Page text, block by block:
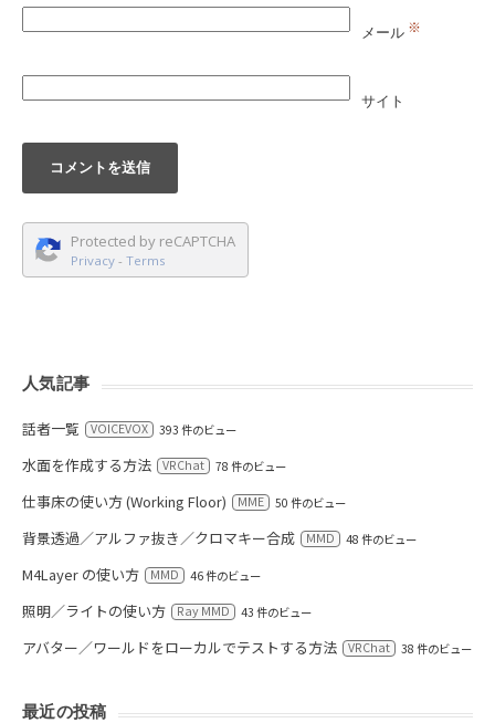
メール ※
サイト
Protected by reCAPTCHA
Privacy - Terms
人気記事
話者一覧 VOICEVOX 393 件のビュー
水面を作成する方法 VRChat 78 件のビュー
仕事床の使い方 (Working Floor) MME 50 件のビュー
背景透過／アルファ抜き／クロマキー合成 MMD 48 件のビュー
M4Layer の使い方 MMD 46 件のビュー
照明／ライトの使い方 Ray MMD 43 件のビュー
アバター／ワールドをローカルでテストする方法 VRChat 38 件のビュー
最近の投稿